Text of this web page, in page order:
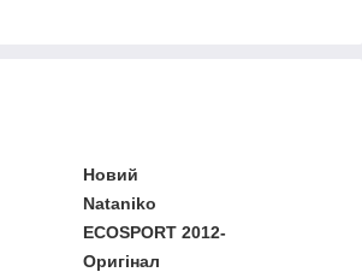
Новий
Nataniko
ECOSPORT 2012-
Оригінал